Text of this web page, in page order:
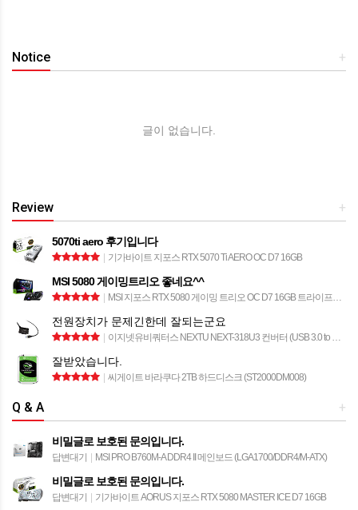
+
Notice
글이 없습니다.
+
Review
5070ti aero 후기입니다
기가바이트 지포스 RTX 5070 Ti AERO OC D7 16GB
MSI 5080 게이밍트리오 좋네요^^
MSI 지포스 RTX 5080 게이밍 트리오 OC D7 16GB 트라이프로져4
전원장치가 문제긴한데 잘되는군요
이지넷유비쿼터스 NEXTU NEXT-318U3 컨버터 (USB 3.0 to SATA)
잘받았습니다.
씨게이트 바라쿠다 2TB 하드디스크 (ST2000DM008)
+
Q & A
비밀글로 보호된 문의입니다.
답변대기 MSI PRO B760M-A DDR4 II 메인보드 (LGA1700/DDR4/M-ATX)
비밀글로 보호된 문의입니다.
답변대기 기가바이트 AORUS 지포스 RTX 5080 MASTER ICE D7 16GB